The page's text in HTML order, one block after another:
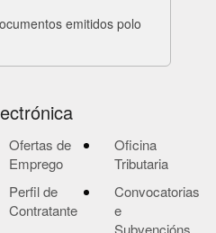
emitidos polo
Ofertas de
Emprego
Perfil de
Contratante
Oficina
Tributaria
Convocatorias
e
Subvencións